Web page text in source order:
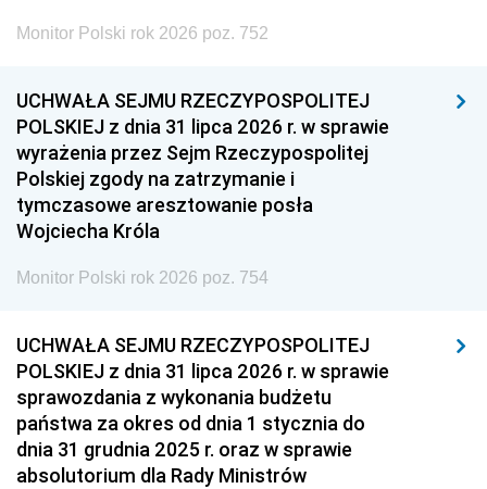
Monitor Polski rok 2026 poz. 752
UCHWAŁA SEJMU RZECZYPOSPOLITEJ
POLSKIEJ z dnia 31 lipca 2026 r. w sprawie
wyrażenia przez Sejm Rzeczypospolitej
Polskiej zgody na zatrzymanie i
tymczasowe aresztowanie posła
Wojciecha Króla
Monitor Polski rok 2026 poz. 754
UCHWAŁA SEJMU RZECZYPOSPOLITEJ
POLSKIEJ z dnia 31 lipca 2026 r. w sprawie
sprawozdania z wykonania budżetu
państwa za okres od dnia 1 stycznia do
dnia 31 grudnia 2025 r. oraz w sprawie
absolutorium dla Rady Ministrów